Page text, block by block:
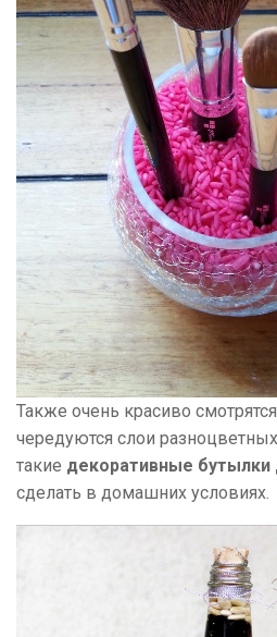
Также очень красиво
чередуются слои
такие декоративные бутылки
сделать в домашних условиях.